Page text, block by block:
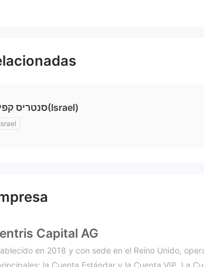
סנטריס קפיטל איי ג'י(Israel)
Israel
Capital AG
en 2018 y con sede en el Reino Unido,